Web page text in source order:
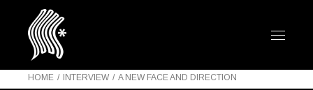
HOME INTERVIEW A NEW FACE AND DIRECTION